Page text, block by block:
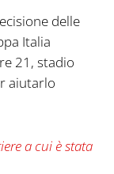
delle
Italia
21, stadio
aiutarlo
a cui è stata